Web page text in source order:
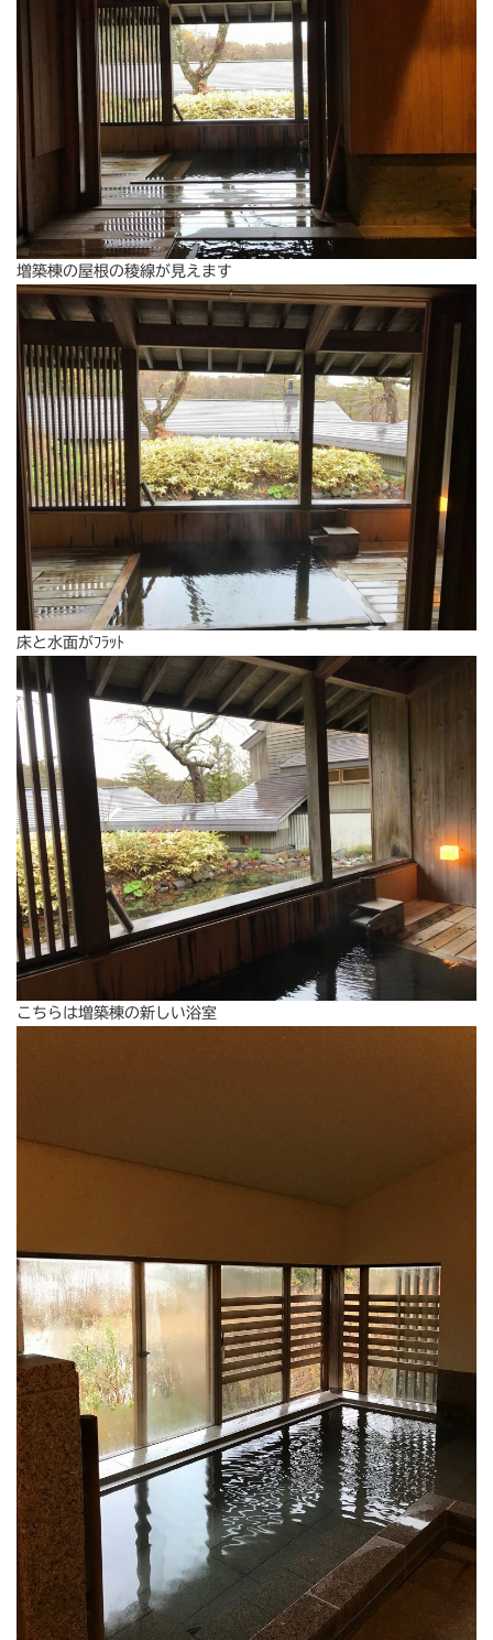
増築棟の屋根の稜線が見えます
床と水面がﾌﾗｯﾄ
こちらは増築棟の新しい浴室